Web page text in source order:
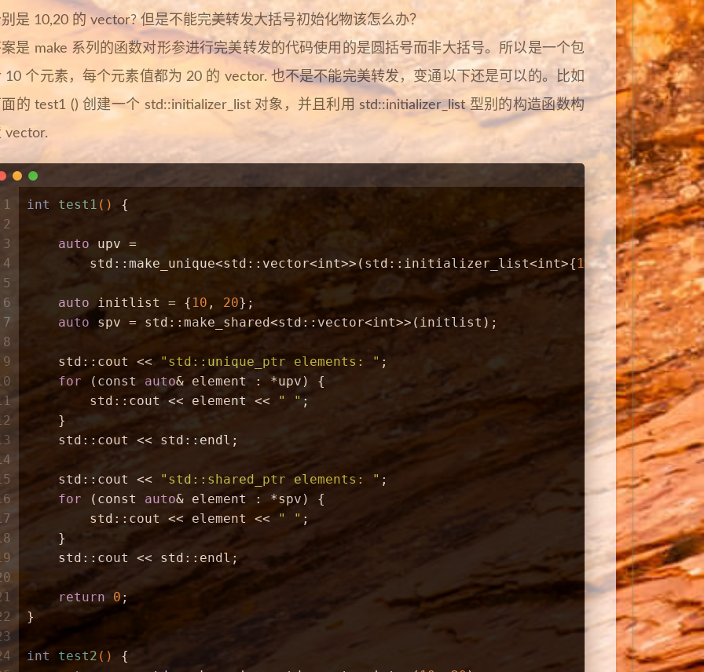
是 10,20 的 vector? 但是不能完美转发大括号初始化物该怎么办？
是 make 系列的函数对形参进行完美转发的代码使用的是圆括号而非大括号。所以是一个包
10 个元素，每个元素值都为 20 的 vector. 也不是不能完美转发，变通以下还是可以的。比如
的 test1 () 创建一个 std::initializer_list 对象，并且利用 std::initializer_list 型别的构造函数构
vector.
1
2
3
4
5
6
7
8
9
int test1 () {
auto upv =
        std::make_unique<std::vector<
int>>(std::initializer_list<int>{ 10, 20});
auto initlist = { 10 , 20};
auto spv = std::make_shared<std::vector<int>>(initlist);
    std::cout <<
"std::unique_ptr elements: " ;
for ( const auto& element : *upv) {
        std::cout << element <<
" ";
    }
    std::cout << std::endl;
    std::cout <<
"std::shared_ptr elements: " ;
for ( const auto& element : *spv) {
        std::cout << element <<
" " ;
    }
    std::cout << std::endl;
return 0;
}
int test2 ()
{